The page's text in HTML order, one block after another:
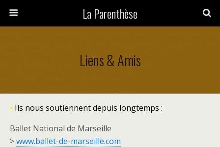
La Parenthèse
Liens & Amis
• Ils nous soutiennent depuis longtemps :
Ballet National de Marseille
>www.ballet-de-marseille.com